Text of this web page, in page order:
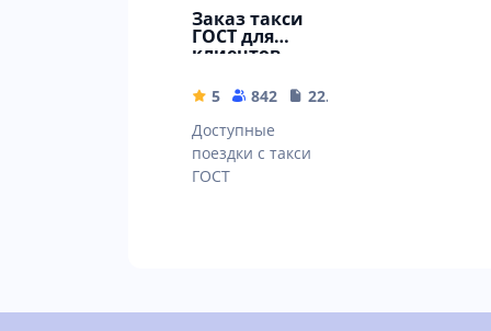
Заказ такси
ГОСТ для
клиентов
5 842
22.25 MB
Доступные
поездки с такси
ГОСТ